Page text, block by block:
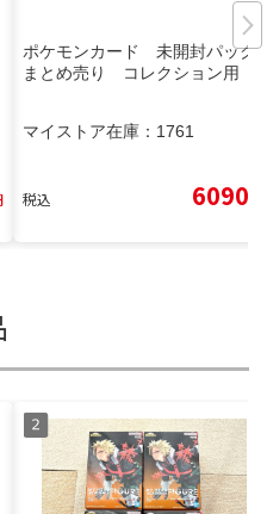
ポケモンカード 未開封パック
まとめ売り コレクション用
マイストア在庫： 1761
税込 6090